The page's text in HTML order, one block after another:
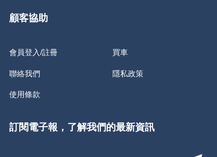
顧客協助
會員登入/註冊 買車
聯絡我們 隱私政策
使用條款
訂閱電子報，了解我們的最新資訊